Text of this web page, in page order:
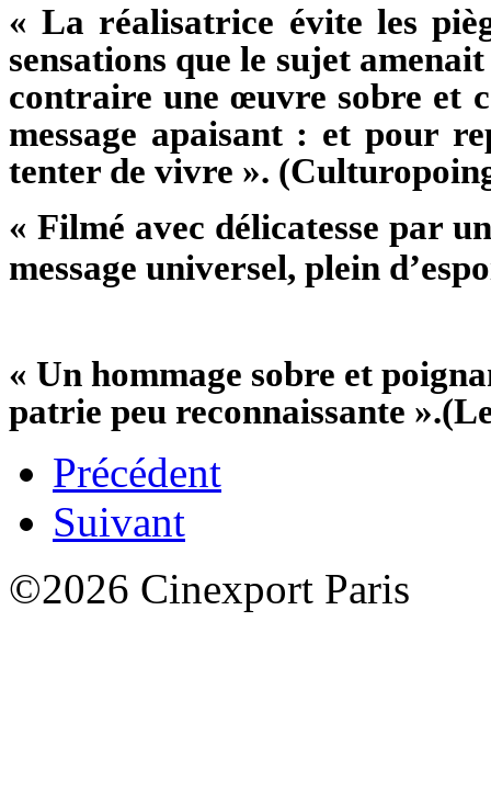
« La réalisatrice évite les
sensations que le sujet
contraire une œuvre sobre et
message apaisant : et pour
tenter de vivre ».
« Filmé avec délicatesse par
message universel, plein
« Un hommage sobre et
patrie peu reconnaissante
Précédent
Suivant
©2026 Cinexport Paris